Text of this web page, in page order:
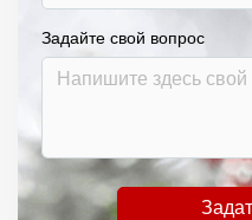
Задайте свой вопрос